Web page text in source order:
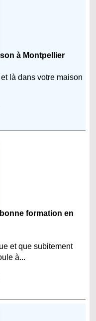
à Montpellier
là dans votre maison
formation en
et que subitement
à...